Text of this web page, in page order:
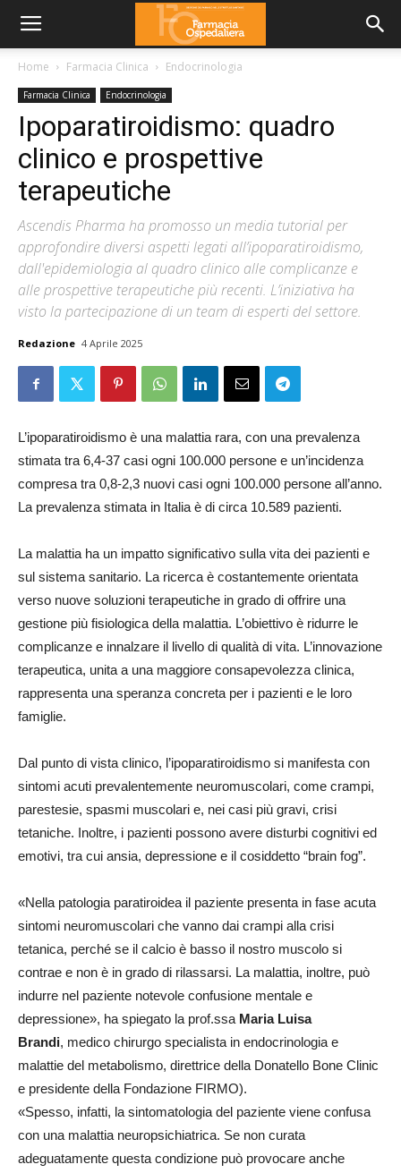
Home Farmacia Clinica Endocrinologia
Farmacia Clinica Endocrinologia
Ipoparatiroidismo: quadro
clinico e prospettive
terapeutiche
Ascendis Pharma ha promosso un media tutorial per
approfondire diversi aspetti legati all’ipoparatiroidismo,
dall'epidemiologia al quadro clinico alle complicanze e
alle prospettive terapeutiche più recenti. L’iniziativa ha
visto la partecipazione di un team di esperti del settore.
Redazione 4 Aprile 2025
L’ipoparatiroidismo è una malattia rara, con una prevalenza
stimata tra 6,4-37 casi ogni 100.000 persone e un’incidenza
compresa tra 0,8-2,3 nuovi casi ogni 100.000 persone all’anno.
La prevalenza stimata in Italia è di circa 10.589 pazienti.
La malattia ha un impatto significativo sulla vita dei pazienti e
sul sistema sanitario. La ricerca è costantemente orientata
verso nuove soluzioni terapeutiche in grado di offrire una
gestione più fisiologica della malattia. L’obiettivo è ridurre le
complicanze e innalzare il livello di qualità di vita. L’innovazione
terapeutica, unita a una maggiore consapevolezza clinica,
rappresenta una speranza concreta per i pazienti e le loro
famiglie.
Dal punto di vista clinico, l’ipoparatiroidismo si manifesta con
sintomi acuti prevalentemente neuromuscolari, come crampi,
parestesie, spasmi muscolari e, nei casi più gravi, crisi
tetaniche. Inoltre, i pazienti possono avere disturbi cognitivi ed
emotivi, tra cui ansia, depressione e il cosiddetto “brain fog”.
«Nella patologia paratiroidea il paziente presenta in fase acuta
sintomi neuromuscolari che vanno dai crampi alla crisi
tetanica, perché se il calcio è basso il nostro muscolo si
contrae e non è in grado di rilassarsi. La malattia, inoltre, può
indurre nel paziente notevole confusione mentale e
depressione», ha spiegato la prof.ssa Maria Luisa
Brandi, medico chirurgo specialista in endocrinologia e
malattie del metabolismo, direttrice della Donatello Bone Clinic
e presidente della Fondazione FIRMO).
«Spesso, infatti, la sintomatologia del paziente viene confusa
con una malattia neuropsichiatrica. Se non curata
adeguatamente questa condizione può provocare anche